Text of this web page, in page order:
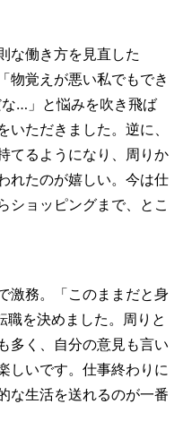
な働き方を見直した
物覚えが悪い私でもでき
…」と悩みを吹き飛ば
ただきました。逆に、
てるようになり、周りか
れたのが嬉しい。今は仕
ショッピングまで、とこ
激務。「このままだと身
を決めました。周りと
多く、自分の意見も言い
しいです。仕事終わりに
な生活を送れるのが一番